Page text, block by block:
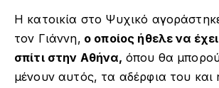
Η κατοικία στο Ψυχικό
τον Γιάννη, ο οποίος ήθελε να
σπίτι στην Αθήνα, όπου θα
μένουν αυτός, τα αδέρφια του και